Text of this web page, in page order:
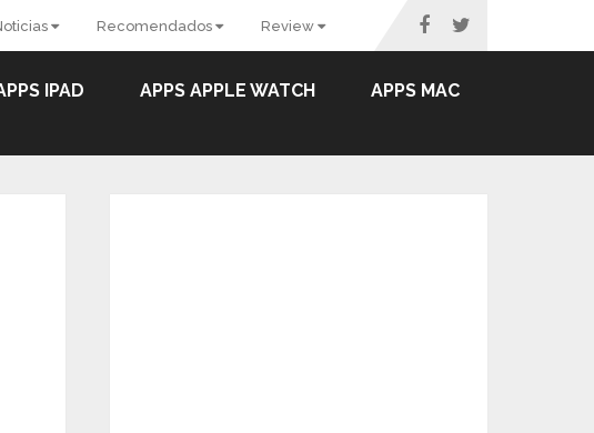
Recomendados Review
IPAD APPS APPLE WATCH APPS MAC